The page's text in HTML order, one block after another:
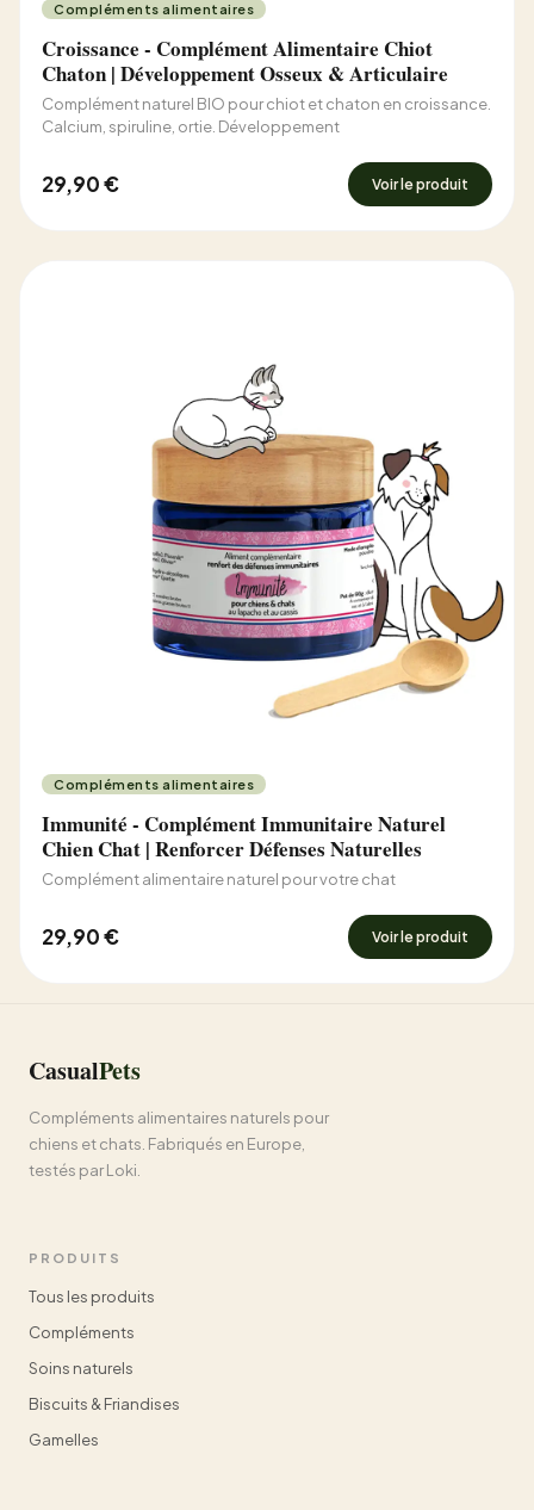
Compléments alimentaires
Croissance - Complément Alimentaire Chiot
Chaton | Développement Osseux & Articulaire
Complément naturel BIO pour chiot et chaton en croissance.
Calcium, spiruline, ortie. Développement
29,90 € Voir le produit
Compléments alimentaires
Immunité - Complément Immunitaire Naturel
Chien Chat | Renforcer Défenses Naturelles
Complément alimentaire naturel pour votre chat
29,90 € Voir le produit
CasualPets
Compléments alimentaires naturels pour
chiens et chats. Fabriqués en Europe,
testés par Loki.
PRODUITS
Tous les produits
Compléments
Soins naturels
Biscuits & Friandises
Gamelles